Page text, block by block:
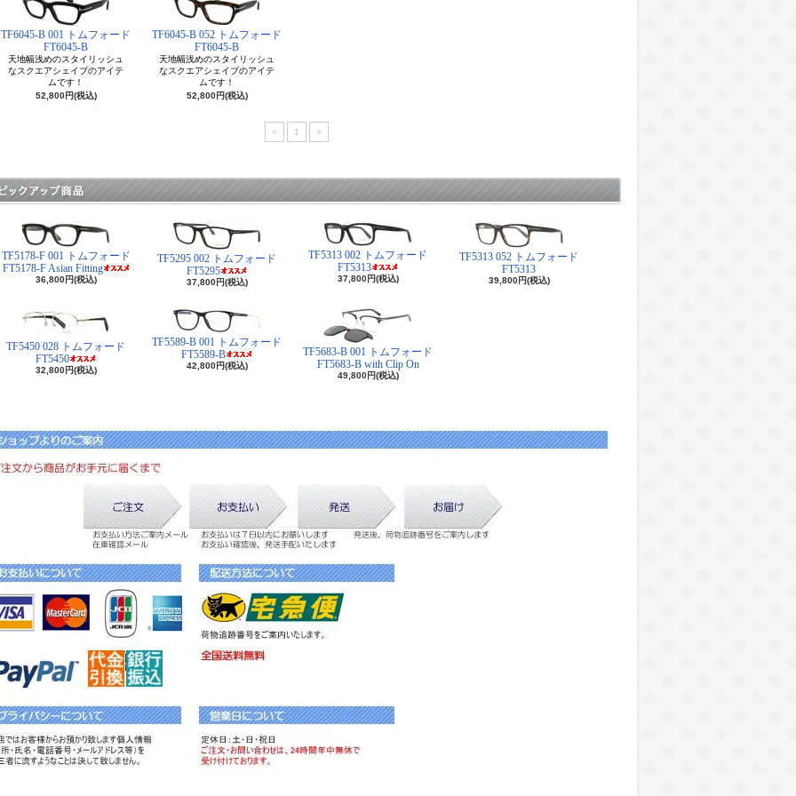
TF6045-B 001 トムフォード
FT6045-B
天地幅浅めのスタイリッシュ
なスクエアシェイプのアイテ
ムです！
52,800円(税込)
TF6045-B 052 トムフォード
FT6045-B
天地幅浅めのスタイリッシュ
なスクエアシェイプのアイテ
ムです！
52,800円(税込)
< 1 >
TF5178-F 001 トムフォード
FT5178-F Asian Fitting
36,800円(税込)
TF5295 002 トムフォード
FT5295
37,800円(税込)
TF5313 002 トムフォード
FT5313
37,800円(税込)
TF5313 052 トムフォード
FT5313
39,800円(税込)
TF5450 028 トムフォード
FT5450
32,800円(税込)
TF5589-B 001 トムフォード
FT5589-B
42,800円(税込)
TF5683-B 001 トムフォード
FT5683-B with Clip On
49,800円(税込)